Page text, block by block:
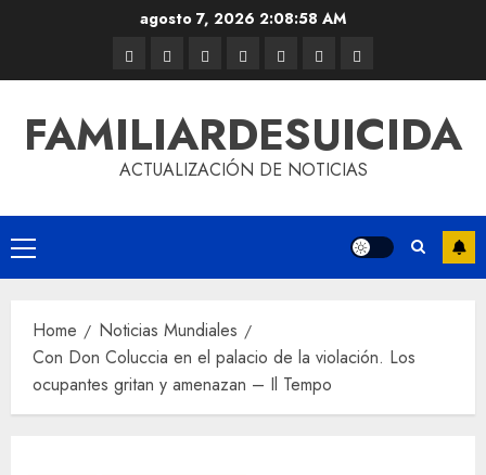
agosto 7, 2026 2:08:58 AM
FAMILIARDESUICIDA
ACTUALIZACIÓN DE NOTICIAS
Home
Noticias Mundiales
Con Don Coluccia en el palacio de la violación. Los
ocupantes gritan y amenazan – Il Tempo